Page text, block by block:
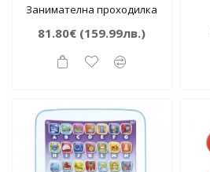
Занимателна проходилка
81.80€ (159.99лв.)